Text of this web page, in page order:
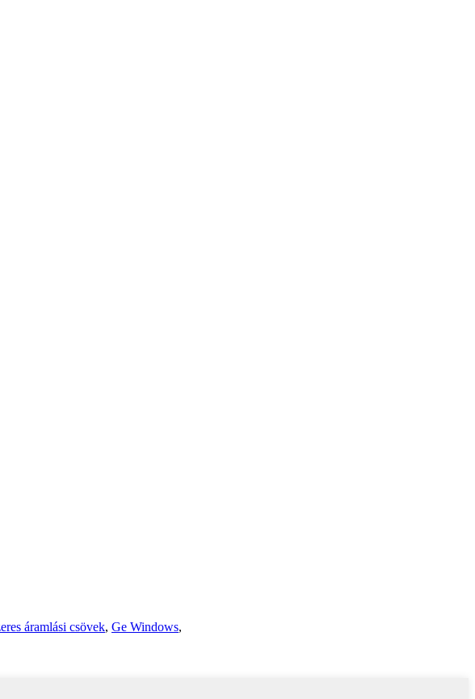
áramlási csövek, Ge Windows,